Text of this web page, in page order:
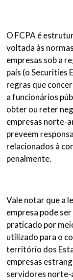
O FCPA é
voltada às
empresas sob a
país (o Securities
regras que
a funcionários
obter ou reter
empresas norte-
preveem
relacionados à
penalmente.
Vale notar que a
empresa pode
praticado por
utilizado para o
território dos
empresas
servidores norte-